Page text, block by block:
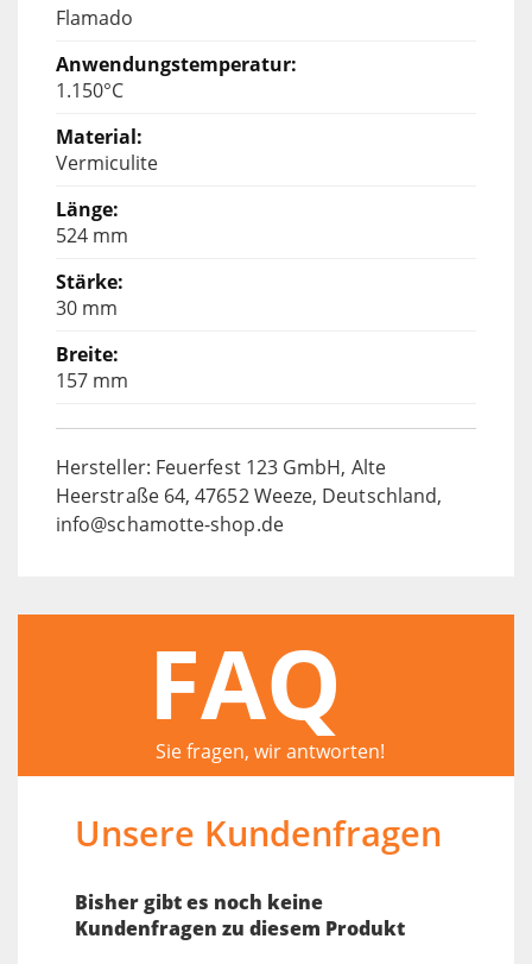
Flamado
1.150°C
Vermiculite
524 mm
30 mm
157 mm
Hersteller: Feuerfest 123 GmbH, Alte
Heerstraße 64, 47652 Weeze, Deutschland,
info@schamotte-shop.de
FAQ
Sie fragen, wir antworten!
Unsere Kundenfragen
Bisher gibt es noch keine
Kundenfragen zu diesem Produkt